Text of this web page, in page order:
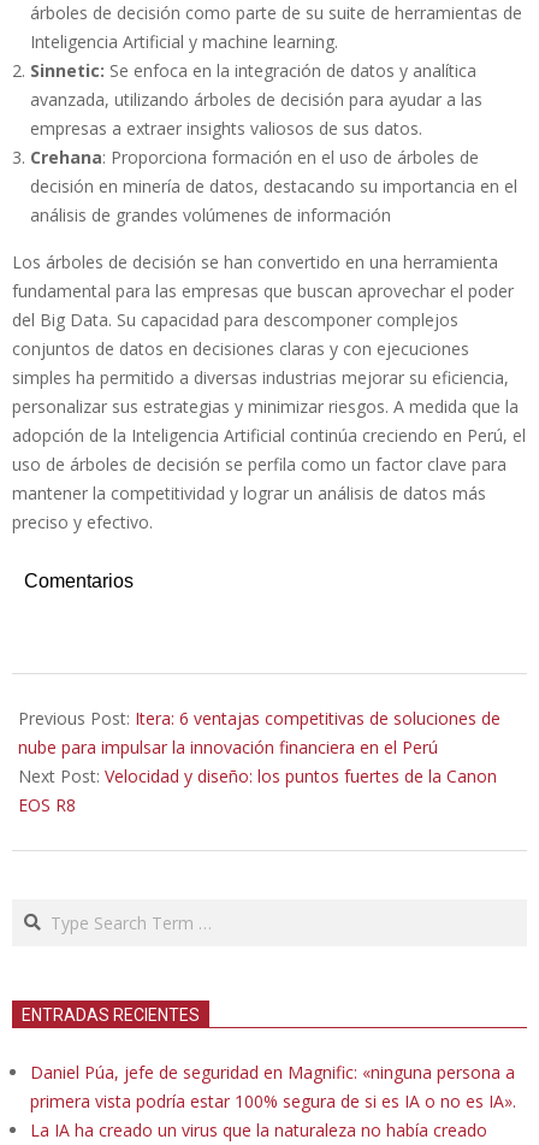
árboles de decisión como parte de su suite de herramientas de
Inteligencia Artificial y machine learning.
Sinnetic: Se enfoca en la integración de datos y analítica
avanzada, utilizando árboles de decisión para ayudar a las
empresas a extraer insights valiosos de sus datos.
Crehana: Proporciona formación en el uso de árboles de
decisión en minería de datos, destacando su importancia en el
análisis de grandes volúmenes de información
Los árboles de decisión se han convertido en una herramienta
fundamental para las empresas que buscan aprovechar el poder
del Big Data. Su capacidad para descomponer complejos
conjuntos de datos en decisiones claras y con ejecuciones
simples ha permitido a diversas industrias mejorar su eficiencia,
personalizar sus estrategias y minimizar riesgos. A medida que la
adopción de la Inteligencia Artificial continúa creciendo en Perú, el
uso de árboles de decisión se perfila como un factor clave para
mantener la competitividad y lograr un análisis de datos más
preciso y efectivo.
Comentarios
08-
29
Previous Post: Itera: 6 ventajas competitivas de soluciones de
nube para impulsar la innovación financiera en el Perú
Next Post: Velocidad y diseño: los puntos fuertes de la Canon
EOS R8
Search
ENTRADAS RECIENTES
Daniel Púa, jefe de seguridad en Magnific: «ninguna persona a
primera vista podría estar 100% segura de si es IA o no es IA».
La IA ha creado un virus que la naturaleza no había creado